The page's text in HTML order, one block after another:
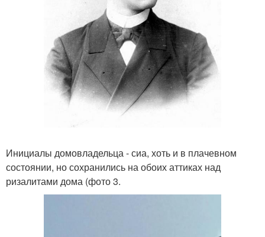
Инициалы домовладельца - сиа, хоть и в плачевном
состоянии, но сохранились на обоих аттиках над
ризалитами дома (фото 3.